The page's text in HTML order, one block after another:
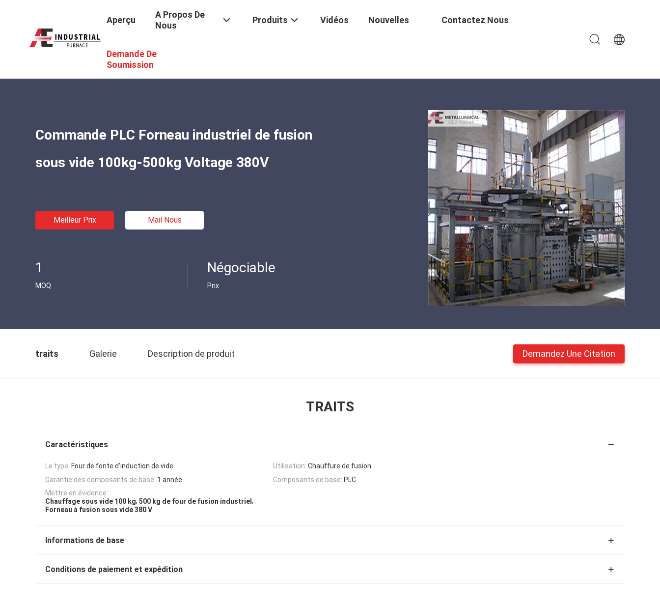
Aperçu
A Propos De
Nous
Produits Vidéos Nouvelles Contactez Nous
Demande De
Soumission
Four De Vide / Commande PLC Forneau Industriel De Fusion Sous Vide 100kg-500kg Voltage 380V
Commande PLC Forneau industriel de fusion
sous vide 100kg-500kg Voltage 380V
Meilleur Prix Mail Nous
1
MOQ
Négociable
Prix
traits Galerie Description de produit Demandez Une Citation
TRAITS
Caractéristiques
Le type: Four de fonte d'induction de vide Utilisation: Chauffure de fusion
Garantie des composants de base: 1 année Composants de base: PLC
Mettre en évidence:
Chauffage sous vide 100 kg, 500 kg de four de fusion industriel ,
Forneau à fusion sous vide 380 V
Informations de base
Conditions de paiement et expédition